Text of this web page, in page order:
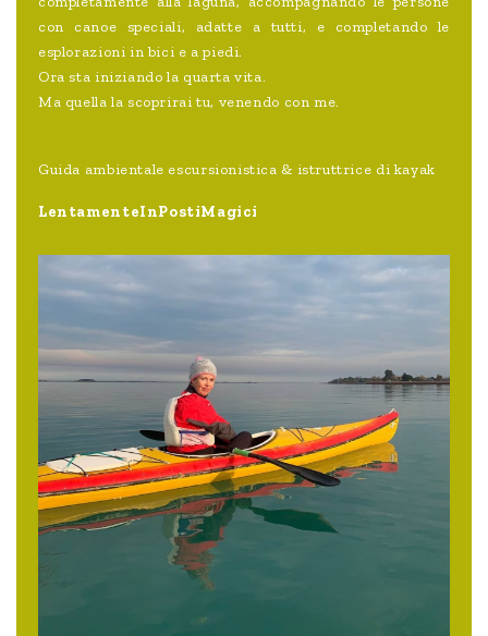
con canoe speciali, adatte a tutti, e completando le
esplorazioni in bici e a piedi.
Ora sta iniziando la quarta vita.
Ma quella la scoprirai tu, venendo con me.
Guida ambientale escursionistica & istruttrice di kayak
LentamenteInPostiMagici